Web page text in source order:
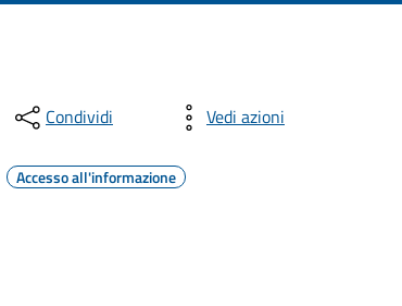
Condividi Vedi azioni
Accesso all'informazione